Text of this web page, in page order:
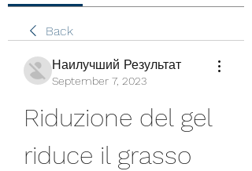
Back
Наилучший Результат
September 7, 2023
Riduzione del gel
riduce il grasso